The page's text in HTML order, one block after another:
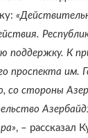
поддержку. К
проспекта им.
со стороны
, – рассказал